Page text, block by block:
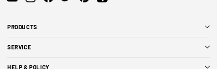
力
PRODUCTS
SERVICE
HELP & POLICY